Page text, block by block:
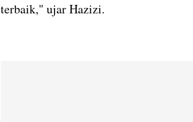
terbaik," ujar Hazizi.